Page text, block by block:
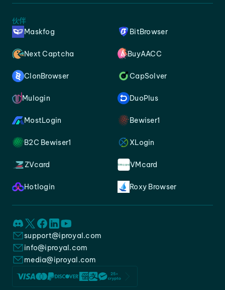
伙伴
Maskfog
BitBrowser
Next Captcha BuyAACC
ClonBrowser CapSolver
Mulogin DuoPlus
MostLogin Bewiser1
B2C Bewiser1 XLogin
ZVcard VMcard
Hotlogin Roxy Browser
support@iproyal.com
info@iproyal.com
media@iproyal.com